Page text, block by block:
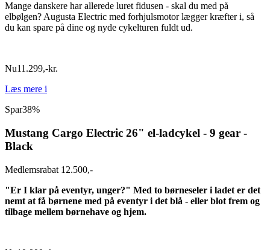
Mange danskere har allerede luret fidusen - skal du med på
elbølgen? Augusta Electric med forhjulsmotor lægger kræfter i, så
du kan spare på dine og nyde cykelturen fuldt ud.
Nu11.299,-kr.
Læs mere i
Spar38%
Mustang Cargo Electric 26" el-ladcykel - 9 gear -
Black
Medlemsrabat 12.500,-
"Er I klar på eventyr, unger?" Med to børneseler i ladet er det
nemt at få børnene med på eventyr i det blå - eller blot frem og
tilbage mellem børnehave og hjem.